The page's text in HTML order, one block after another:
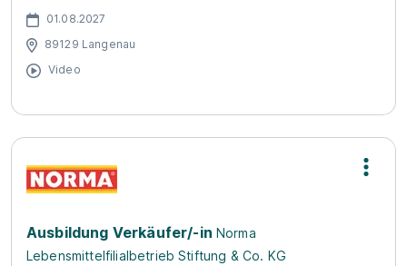
01.08.2027
89129 Langenau
Video
Ausbildung Verkäufer/-in Norma
Lebensmittelfilialbetrieb Stiftung & Co. KG